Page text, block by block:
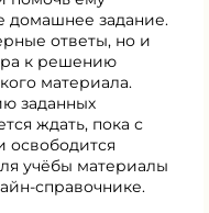
домашнее задание.
ответы, но и
к решению
материала.
заданных
ждать, пока с
освободится
учёбы материалы
справочнике.